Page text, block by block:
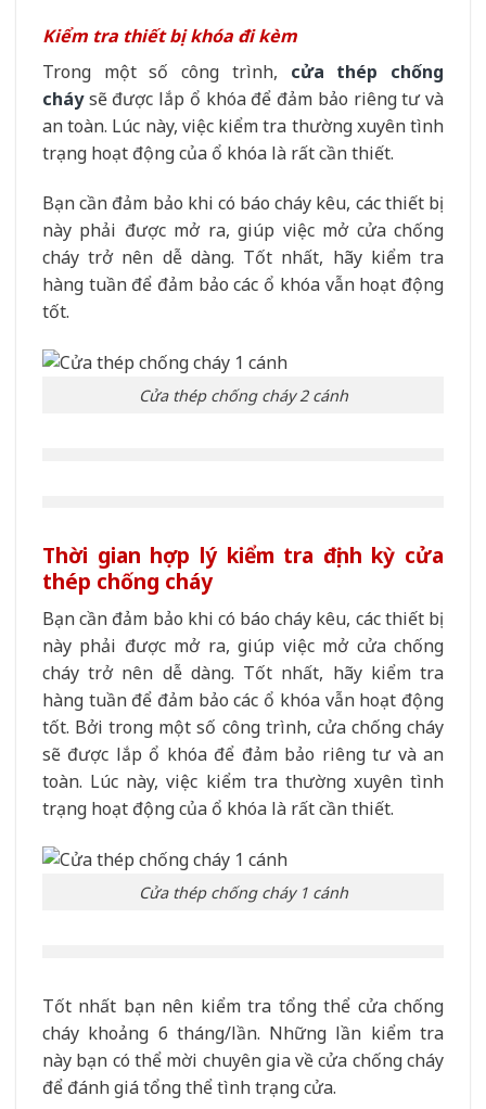
Kiểm tra thiết bị khóa đi kèm
Trong một số công trình, cửa thép chống
cháy sẽ được lắp ổ khóa để đảm bảo riêng tư và
an toàn. Lúc này, việc kiểm tra thường xuyên tình
trạng hoạt động của ổ khóa là rất cần thiết.
Bạn cần đảm bảo khi có báo cháy kêu, các thiết bị
này phải được mở ra, giúp việc mở cửa chống
cháy trở nên dễ dàng. Tốt nhất, hãy kiểm tra
hàng tuần để đảm bảo các ổ khóa vẫn hoạt động
tốt.
Cửa thép chống cháy 2 cánh
Thời gian hợp lý kiểm tra định kỳ cửa
thép chống cháy
Bạn cần đảm bảo khi có báo cháy kêu, các thiết bị
này phải được mở ra, giúp việc mở cửa chống
cháy trở nên dễ dàng. Tốt nhất, hãy kiểm tra
hàng tuần để đảm bảo các ổ khóa vẫn hoạt động
tốt. Bởi trong một số công trình, cửa chống cháy
sẽ được lắp ổ khóa để đảm bảo riêng tư và an
toàn. Lúc này, việc kiểm tra thường xuyên tình
trạng hoạt động của ổ khóa là rất cần thiết.
Cửa thép chống cháy 1 cánh
Tốt nhất bạn nên kiểm tra tổng thể cửa chống
cháy khoảng 6 tháng/lần. Những lần kiểm tra
này bạn có thể mời chuyên gia về cửa chống cháy
để đánh giá tổng thể tình trạng cửa.